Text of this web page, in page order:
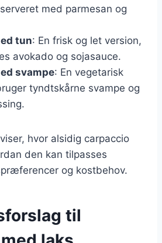
med parmesan og
tun: En frisk og let version,
avokado og sojasauce.
svampe: En vegetarisk
tyndtskårne svampe og
hvor alsidig carpaccio
den kan tilpasses
og kostbehov.
til